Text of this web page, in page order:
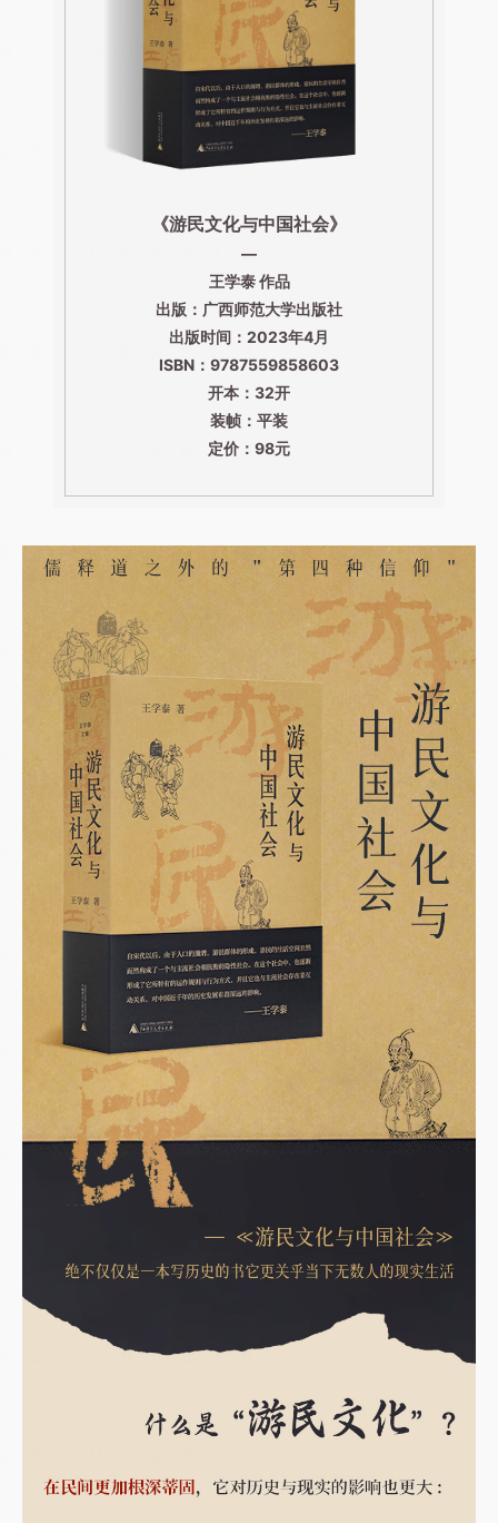
《游民文化与中国社会》
—
王学泰 作品
出版：广西师范大学出版社
出版时间：2023年4月
ISBN：9787559858603
开本：32开
装帧：平装
定价：98元